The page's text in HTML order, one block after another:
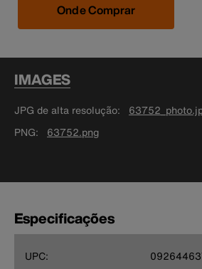
Onde Comprar
IMAGES
JPG de alta resolução
PNG
63752.png
Especificações
UPC: